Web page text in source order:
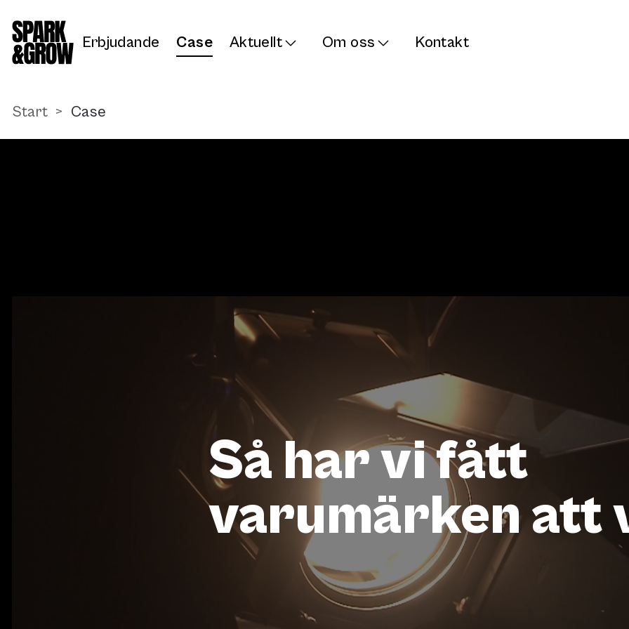
Till innehåll på sidan
Erbjudande
Case Aktuellt Om oss Kontakt
Start Case
Så har vi fått
varumärken att